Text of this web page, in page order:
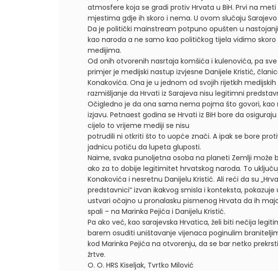
atmosfere koja se gradi protiv Hrvata u BiH. Prvi na
mjestima gdje ih skoro i nema. U ovom slučaju Sarajevo
Da je politički mainstream potpuno opušten u
kao naroda a ne samo kao političkog tijela vidimo
medijima.
Od onih otvorenih nasrtaja komšića i kulenovića, pa
primjer je medijski nastup izvjesne Danijele Kristić,
Konakovića. Ona je u jednom od svojih rijetkih
razmišljanje da Hrvati iz Sarajeva nisu legitimni
Očigledno je da ona sama nema pojma što govori, kao
izjavu. Petnaest godina se Hrvati iz BiH bore da
cijelo to vrijeme mediji se nisu
potrudili ni otkriti što to uopće znači. A ipak se bore
jadnicu potiču da lupeta gluposti.
Naime, svaka punoljetna osoba na planeti Zemlji može
ako za to dobije legitimitet hrvatskog naroda. To
Konakovića i nesretnu Danijelu Kristić. Ali reći da su
predstavnici“ izvan ikakvog smisla i konteksta, pokazuje
ustvari očajno u pronalasku pismenog Hrvata da ih
spali – na Marinka Pejića i Danijelu Kristić.
Pa ako već, kao sarajevska Hrvatica, želi biti nečija
barem osuditi uništavanje vijenaca poginulim
kod Marinka Pejića na otvorenju, da se bar netko
žrtve.
O. O. HRS Kiseljak, Tvrtko Milović